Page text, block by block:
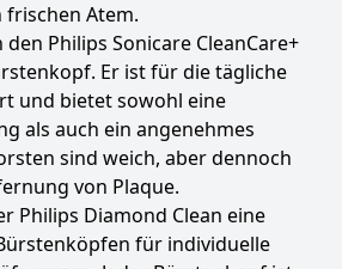
Atem.
Philips Sonicare CleanCare+
Er ist für die tägliche
und bietet sowohl eine
als auch ein angenehmes
sind weich, aber dennoch
von Plaque.
Philips Diamond Clean eine
für individuelle